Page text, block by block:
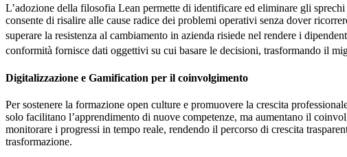
L’adozione della filosofia Lean permette di identificare ed eliminare gli
consente di risalire alle cause radice dei problemi operativi senza dover
superare la resistenza al cambiamento in azienda risiede nel rendere i
conformità fornisce dati oggettivi su cui basare le decisioni, trasformando il
Digitalizzazione e Gamification per il coinvolgimento
Per sostenere la formazione open culture e promuovere la crescita
solo facilitano l’apprendimento di nuove competenze, ma aumentano il
monitorare i progressi in tempo reale, rendendo il percorso di crescita
trasformazione.